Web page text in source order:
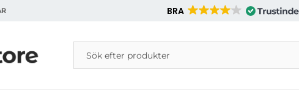
BRA
för Danira Telecom AB
Sök
Sök på Danira Telecom AB